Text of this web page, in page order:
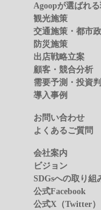
Agoopが選ばれ
観光施策
交通施策・都市
防災施策
出店戦略立案
顧客・競合分析
需要予測・投資
導入事例
お問い合わせ
よくあるご質問
会社案内
ビジョン
SDGsへの取り組
公式Facebook
公式X（Twitter）